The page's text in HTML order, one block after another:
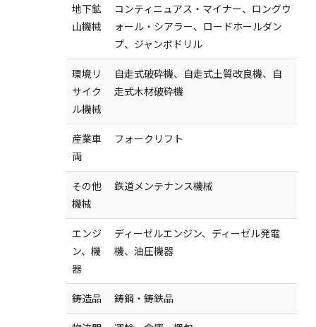
地下鉱
山機械
コンティニュアス・マイナー、ロングウ
ォール・シアラー、ロードホールダン
プ、ジャンボドリル
環境リ
サイク
ル機械
自走式破砕機、自走式土質改良機、自
走式木材破砕機
産業車
両
フォークリフト
その他
機械
鉄道メンテナンス機械
エンジ
ン、機
器
ディーゼルエンジン、ディーゼル発電
機、油圧機器
鋳造品 鋳鋼・鋳鉄品